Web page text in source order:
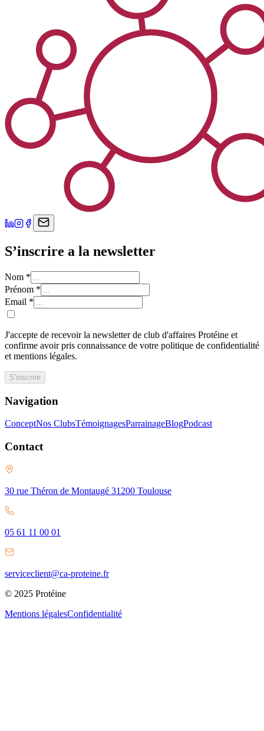
S’inscrire a la newsletter
Nom *
Prénom *
Email *
J'accepte de recevoir la newsletter de club d'affaires Protéine et
confirme avoir pris connaissance de votre politique de confidentialité
et mentions légales.
S'inscrire
Navigation
ConceptNos ClubsTémoignagesParrainageBlogPodcast
Contact
30 rue Théron de Montaugé 31200 Toulouse
05 61 11 00 01
serviceclient@ca-proteine.fr
© 2025 Protéine
Mentions légalesConfidentialité